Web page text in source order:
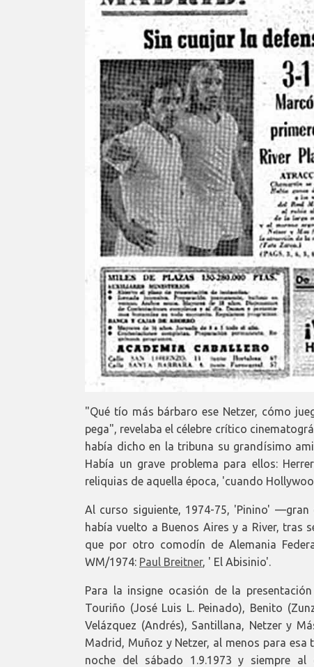
"Qué tío más bárbaro ese Netzer, cómo
pega", revelaba el célebre crítico
había dicho en la tribuna su grandísimo
Había un grave problema para ellos:
reliquias de aquella época, 'cuando
Al curso siguiente, 1974-75, 'Pinino'
había vuelto a Buenos Aires y a River, tras
que por otro comodín de Alemania
WM/1974: Paul Breitner, ' El Abisinio'.
Para la insigne ocasión de la
Touriño (José Luis L. Peinado), Benito
Velázquez (Andrés), Santillana, Netzer y
Madrid, Muñoz y Netzer, al menos para
noche del sábado 1.9.1973 y siempre